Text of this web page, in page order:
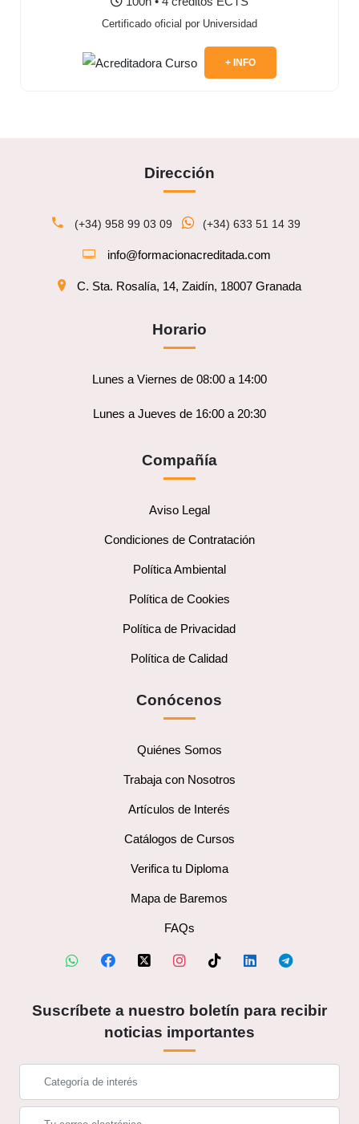
Certificado oficial por Universidad
+ INFO
Dirección
(+34) 958 99 03 09 (+34) 633 51 14 39
info@formacionacreditada.com
C. Sta. Rosalía, 14, Zaidín, 18007 Granada
Horario
Lunes a Viernes de 08:00 a 14:00
Lunes a Jueves de 16:00 a 20:30
Compañía
Aviso Legal
Condiciones de Contratación
Política Ambiental
Política de Cookies
Política de Privacidad
Política de Calidad
Conócenos
Quiénes Somos
Trabaja con Nosotros
Artículos de Interés
Catálogos de Cursos
Verifica tu Diploma
Mapa de Baremos
FAQs
Suscríbete a nuestro boletín para recibir
noticias importantes